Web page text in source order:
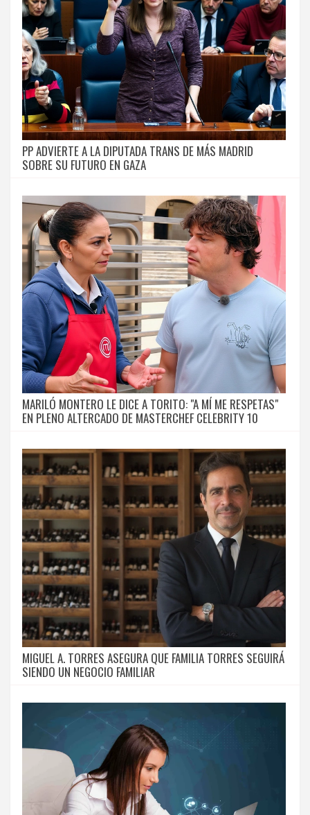
PP ADVIERTE A LA DIPUTADA TRANS DE MÁS MADRID
SOBRE SU FUTURO EN GAZA
MARILÓ MONTERO LE DICE A TORITO: "A MÍ ME RESPETAS"
EN PLENO ALTERCADO DE MASTERCHEF CELEBRITY 10
MIGUEL A. TORRES ASEGURA QUE FAMILIA TORRES SEGUIRÁ
SIENDO UN NEGOCIO FAMILIAR